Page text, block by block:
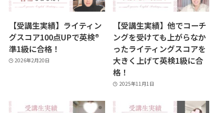
【受講生実績】ライティン
グスコア100点UPで英検®︎
準1級に合格！
2026年2月20日
【受講生実績】他でコーチ
ングを受けても上がらなか
ったライティングスコアを
大きく上げて英検1級に合
格！
2025年11月1日